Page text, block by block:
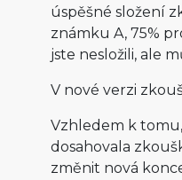
úspěšné složení
známku A, 75%
jste nesložili, ale
V nové verzi
Vzhledem k
dosahovala
změnit nová